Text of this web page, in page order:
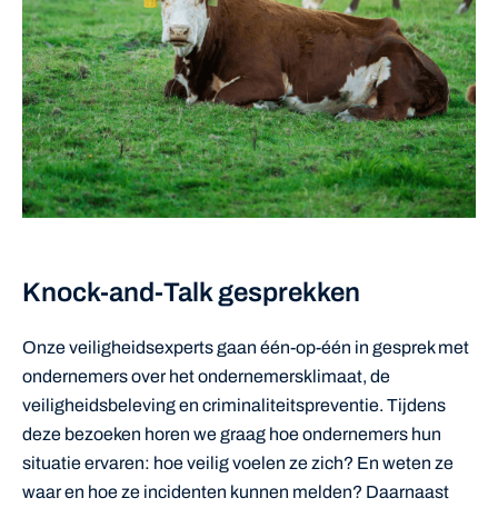
Knock-and-Talk gesprekken
Onze veiligheidsexperts gaan één-op-één in gesprek met
ondernemers over het ondernemersklimaat, de
veiligheidsbeleving en criminaliteitspreventie. Tijdens
deze bezoeken horen we graag hoe ondernemers hun
situatie ervaren: hoe veilig voelen ze zich? En weten ze
waar en hoe ze incidenten kunnen melden? Daarnaast